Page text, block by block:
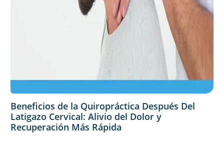
Beneficios de la Quiropráctica Después Del
Latigazo Cervical: Alivio del Dolor y
Recuperación Más Rápida